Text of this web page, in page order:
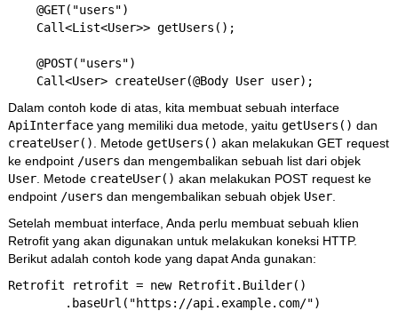
    @GET("users")
    Call<List<User>> getUsers();
    @POST("users")
Dalam contoh kode di atas, kita membuat sebuah interface
ApiInterfaceyang memiliki dua metode, yaitu getUsers() dan
createUser()
. Metode getUsers() akan melakukan GET request
ke endpoint /users dan mengembalikan sebuah list dari objek
User. Metode createUser() akan melakukan POST request ke
endpoint /users dan mengembalikan sebuah objek User.
Setelah membuat interface, Anda perlu membuat sebuah klien
Retrofit yang akan digunakan untuk melakukan koneksi HTTP.
Berikut adalah contoh kode yang dapat Anda gunakan:
Retrofit retrofit = new Retrofit.Builder()
        .baseUrl("https://api.example.com/")